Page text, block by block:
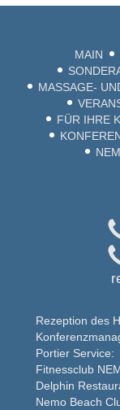
MAIN
MASSAGE-
FÜR IHRE
Rezeption des
Portier Service:
Fitnessclub
Delphin
Nemo Beаch